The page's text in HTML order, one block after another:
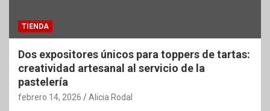
TIENDA
Dos expositores únicos para toppers de tartas:
creatividad artesanal al servicio de la
pastelería
febrero 14, 2026 Alicia Rodal